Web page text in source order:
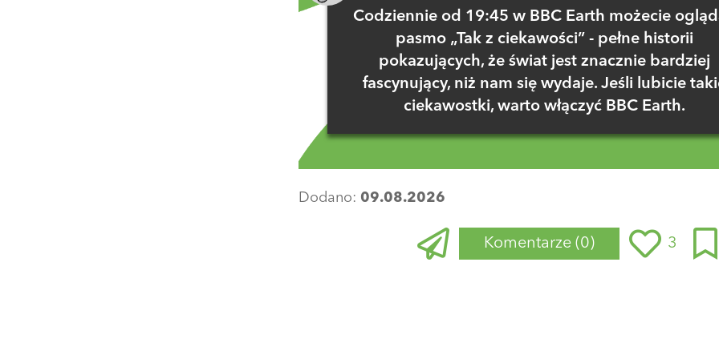
Codziennie od 19:45 w BBC Earth możecie
pasmo „Tak z ciekawości” - pełne historii
pokazujących, że świat jest znacznie bardziej
fascynujący, niż nam się wydaje. Jeśli lubicie
ciekawostki, warto włączyć BBC Earth.
Dodano: 09.08.2026
Komentarze (0) 3